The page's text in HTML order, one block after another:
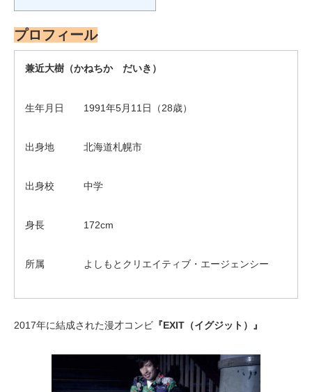
プロフィール
兼近大樹（かねちか だいき）
生年月日 1991年5月11日（28歳）
出身地 北海道札幌市
出身校 中学
身長 172cm
所属 よしもとクリエイティブ・エージェンシー
2017年に結成された漫才コンビ 『EXIT（イグジット）』